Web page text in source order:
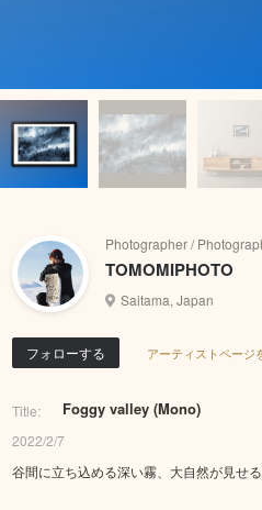
Photographer /
TOMOMIPHOTO
Saitama, Japan
フォローする アーティストページ
Title: Foggy valley (Mono)
2022/2/7
谷間に立ち込める深い霧、大自然が見せ